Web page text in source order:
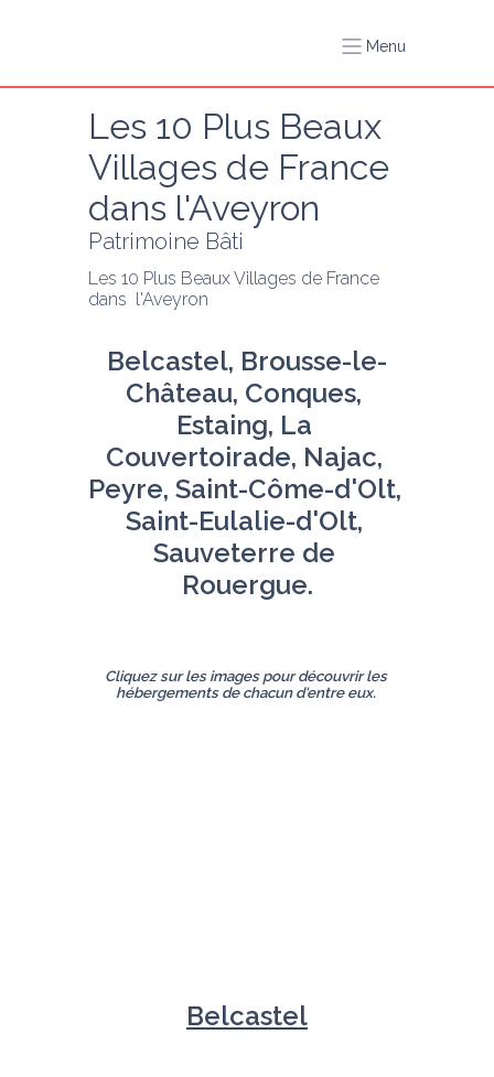
Menu
Les 10 Plus Beaux
Villages de France
dans l'Aveyron
Patrimoine Bâti
Les 10 Plus Beaux Villages de France
dans  l'Aveyron
Belcastel, Brousse-le-
Château, Conques,
Estaing, La
Couvertoirade, Najac,
Peyre, Saint-Côme-d'Olt,
Saint-Eulalie-d'Olt,
Sauveterre de
Rouergue.
Cliquez sur les images pour découvrir les
hébergements de chacun d'entre eux.
Belcastel